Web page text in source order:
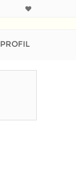
PROFIL